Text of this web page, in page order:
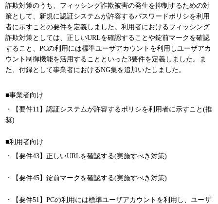
詐欺対策のうち、フィッシング詐欺被害の発生を抑制するための対
策として、新規に認証システムが許容するパスワードポリシを利用
者に示すことの要件を定義しました。利用者におけるフィッシング
詐欺対策としては、正しいURLを確認することや錠前マークを確認
すること、PCの利用には標準ユーザアカウントを利用しユーザアカ
ウント制御機能を活用することといった3要件を定義しました。ま
た、付録として事業者におけるNG集を追加いたしました。
■事業者向け
・【要件11】認証システムが許容するポリシを利用者に示すこと(推
奨)
■利用者向け
・【要件43】正しいURLを確認する(実施すべき対策)
・【要件45】錠前マークを確認する(実施すべき対策)
・【要件51】PCの利用には標準ユーザアカウントを利用し、ユーザ